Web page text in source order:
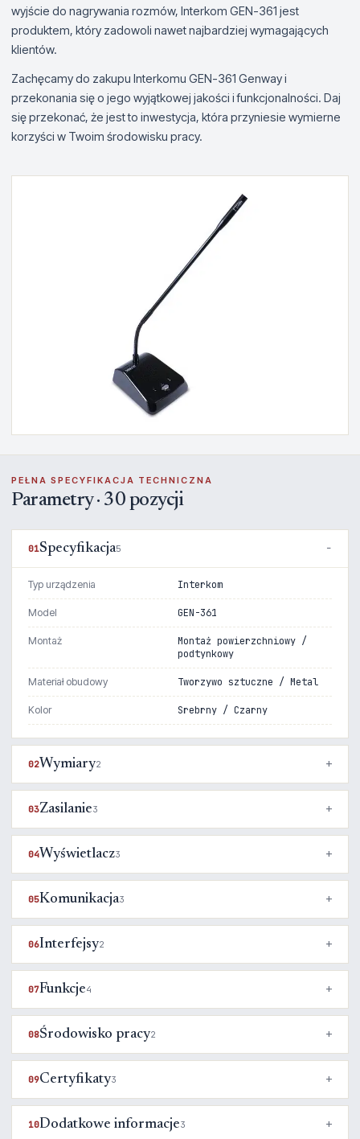
wyjście do nagrywania rozmów, Interkom GEN-361 jest
produktem, który zadowoli nawet najbardziej wymagających
klientów.
Zachęcamy do zakupu Interkomu GEN-361 Genway i
przekonania się o jego wyjątkowej jakości i funkcjonalności. Daj
się przekonać, że jest to inwestycja, która przyniesie wymierne
korzyści w Twoim środowisku pracy.
PEŁNA SPECYFIKACJA TECHNICZNA
Parametry · 30 pozycji
01Specyfikacja5
Typ urządzenia Interkom
Model GEN-361
Montaż
Montaż powierzchniowy /
podtynkowy
Materiał obudowy Tworzywo sztuczne / Metal
Kolor Srebrny / Czarny
02Wymiary2
03Zasilanie3
04Wyświetlacz3
05Komunikacja3
06Interfejsy2
07Funkcje4
08Środowisko pracy2
09Certyfikaty3
10Dodatkowe informacje3